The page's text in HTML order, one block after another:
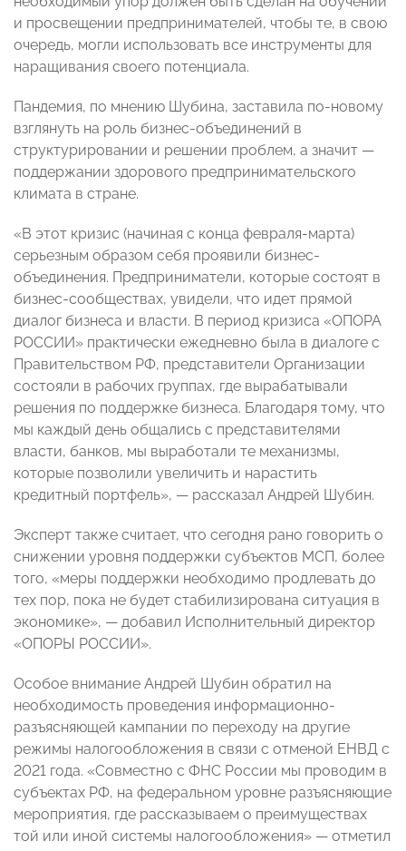
и просвещении предпринимателей, чтобы те, в свою
очередь, могли использовать все инструменты для
наращивания своего потенциала.
Пандемия, по мнению Шубина, заставила по-новому
взглянуть на роль бизнес-объединений в
структурировании и решении проблем, а значит —
поддержании здорового предпринимательского
климата в стране.
«В этот кризис (начиная с конца февраля-марта)
серьезным образом себя проявили бизнес-
объединения. Предприниматели, которые состоят в
бизнес-сообществах, увидели, что идет прямой
диалог бизнеса и власти. В период кризиса «ОПОРА
РОССИИ» практически ежедневно была в диалоге с
Правительством РФ, представители Организации
состояли в рабочих группах, где вырабатывали
решения по поддержке бизнеса. Благодаря тому, что
мы каждый день общались с представителями
власти, банков, мы выработали те механизмы,
которые позволили увеличить и нарастить
кредитный портфель», — рассказал Андрей Шубин.
Эксперт также считает, что сегодня рано говорить о
снижении уровня поддержки субъектов МСП, более
того, «меры поддержки необходимо продлевать до
тех пор, пока не будет стабилизирована ситуация в
экономике», — добавил Исполнительный директор
«ОПОРЫ РОССИИ».
Особое внимание Андрей Шубин обратил на
необходимость проведения информационно-
разъясняющей кампании по переходу на другие
режимы налогообложения в связи с отменой ЕНВД с
2021 года. «Совместно с ФНС России мы проводим в
субъектах РФ, на федеральном уровне разъясняющие
мероприятия, где рассказываем о преимуществах
той или иной системы налогообложения» — отметил